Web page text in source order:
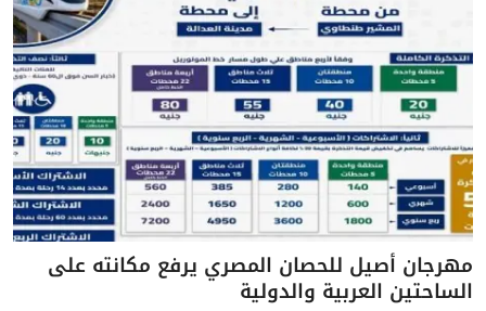
مهرجان أصيل للحصان المصري يرفع مكانته على
الساحتين العربية والدولية